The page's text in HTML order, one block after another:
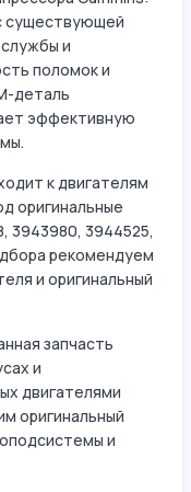
существующей
и
поломок и
деталь
эффективную
к двигателям
оригинальные
3943980, 3944525,
рекомендуем
и оригинальный
запчасть
и
двигателями
оригинальный
и